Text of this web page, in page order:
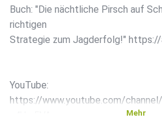
Buch: "Die nächtliche Pirsch auf
richtigen
Strategie zum Jagderfolg!"
YouTube:
https://www.youtube.com/channel/
Mehr